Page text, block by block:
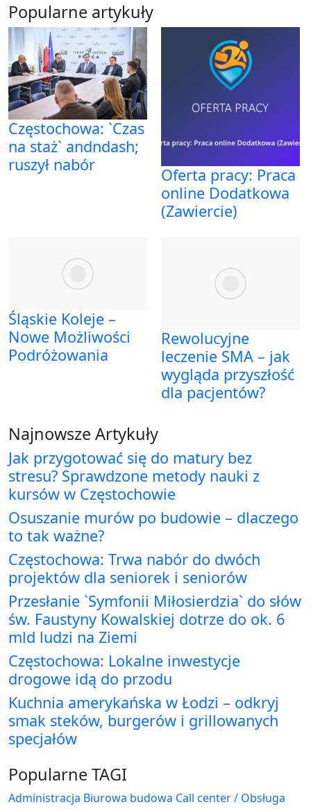
Popularne artykuły
Częstochowa: `Czas
na staż` andndash;
ruszył nabór
Oferta pracy: Praca
online Dodatkowa
(Zawiercie)
Śląskie Koleje –
Nowe Możliwości
Podróżowania
Rewolucyjne
leczenie SMA – jak
wygląda przyszłość
dla pacjentów?
Najnowsze Artykuły
Jak przygotować się do matury bez
stresu? Sprawdzone metody nauki z
kursów w Częstochowie
Osuszanie murów po budowie – dlaczego
to tak ważne?
Częstochowa: Trwa nabór do dwóch
projektów dla seniorek i seniorów
Przesłanie `Symfonii Miłosierdzia` do słów
św. Faustyny Kowalskiej dotrze do ok. 6
mld ludzi na Ziemi
Częstochowa: Lokalne inwestycje
drogowe idą do przodu
Kuchnia amerykańska w Łodzi – odkryj
smak steków, burgerów i grillowanych
specjałów
Popularne TAGI
Administracja Biurowa budowa Call center / Obsługa